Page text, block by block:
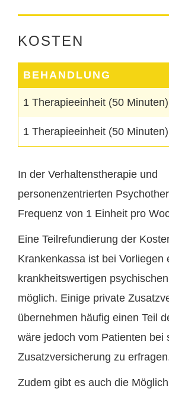
KOSTEN
BEHANDLUNG
1 Therapieeinheit (50
1 Therapieeinheit (50
In der Verhaltenstherapie und
personenzentrierten
Frequenz von 1 Einheit pro
Eine Teilrefundierung der
Krankenkassa ist bei Vorliegen
krankheitswertigen
möglich. Einige private
übernehmen häufig einen Teil
wäre jedoch vom Patienten bei
Zusatzversicherung zu
Zudem gibt es auch die